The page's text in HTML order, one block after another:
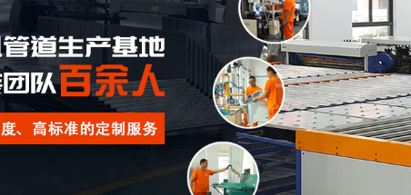
生产车间
资质荣誉
联系方式
钢面耐火复合风管